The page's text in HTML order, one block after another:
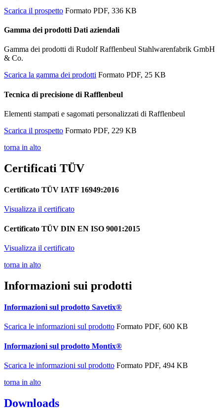
Scarica il prospetto Formato PDF, 336 KB
Gamma dei prodotti Dati aziendali
Gamma dei prodotti di Rudolf Rafflenbeul Stahlwarenfabrik GmbH
& Co.
Scarica la gamma dei prodotti Formato PDF, 25 KB
Tecnica di precisione di Rafflenbeul
Elementi stampati e sagomati personalizzati di Rafflenbeul
Scarica il prospetto Formato PDF, 229 KB
torna in alto
Certificati TÜV
Certificato TÜV IATF 16949:2016
Visualizza il certificato
Certificato TÜV DIN EN ISO 9001:2015
Visualizza il certificato
torna in alto
Informazioni sui prodotti
Informazioni sul prodotto Savetix®
Scarica le informazioni sul prodotto Formato PDF, 600 KB
Informazioni sul prodotto Montix®
Scarica le informazioni sul prodotto Formato PDF, 494 KB
torna in alto
Downloads